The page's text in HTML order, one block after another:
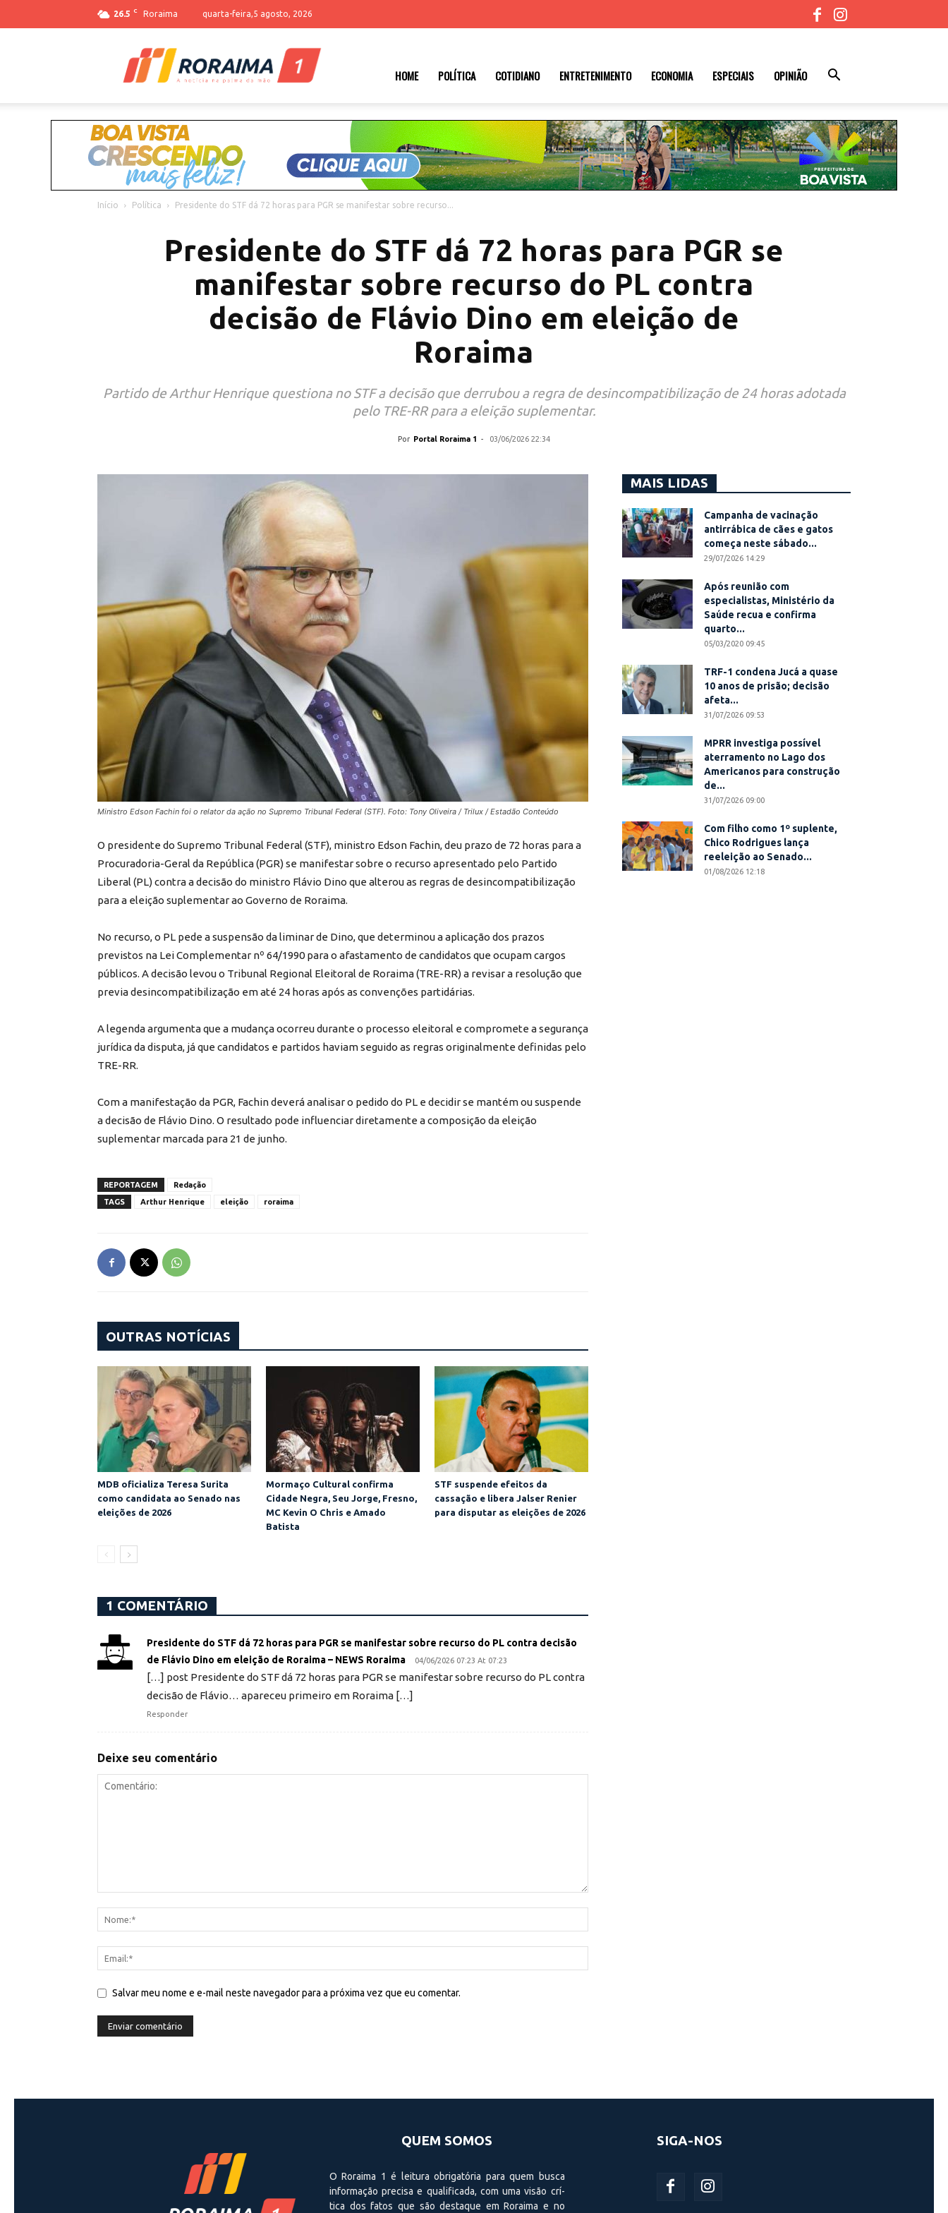
26.5 C Roraima quarta-feira,5 agosto, 2026
HOME POLÍTICA COTIDIANO ENTRETENIMENTO ECONOMIA ESPECIAIS OPINIÃO
Início Política Presidente do STF dá 72 horas para PGR se manifestar sobre recurso...
Presidente do STF dá 72 horas para PGR se
manifestar sobre recurso do PL contra
decisão de Flávio Dino em eleição de
Roraima
Partido de Arthur Henrique questiona no STF a decisão que derrubou a regra de desincompatibilização de 24 horas adotada
pelo TRE-RR para a eleição suplementar.
Por Portal Roraima 1 - 03/06/2026 22:34
Ministro Edson Fachin foi o relator da ação no Supremo Tribunal Federal (STF). Foto: Tony Oliveira / Trilux / Estadão Conteúdo
O presidente do Supremo Tribunal Federal (STF), ministro Edson Fachin, deu prazo de 72 horas para a
Procuradoria-Geral da República (PGR) se manifestar sobre o recurso apresentado pelo Partido
Liberal (PL) contra a decisão do ministro Flávio Dino que alterou as regras de desincompatibilização
para a eleição suplementar ao Governo de Roraima.
No recurso, o PL pede a suspensão da liminar de Dino, que determinou a aplicação dos prazos
previstos na Lei Complementar nº 64/1990 para o afastamento de candidatos que ocupam cargos
públicos. A decisão levou o Tribunal Regional Eleitoral de Roraima (TRE-RR) a revisar a resolução que
previa desincompatibilização em até 24 horas após as convenções partidárias.
A legenda argumenta que a mudança ocorreu durante o processo eleitoral e compromete a segurança
jurídica da disputa, já que candidatos e partidos haviam seguido as regras originalmente definidas pelo
TRE-RR.
Com a manifestação da PGR, Fachin deverá analisar o pedido do PL e decidir se mantém ou suspende
a decisão de Flávio Dino. O resultado pode influenciar diretamente a composição da eleição
suplementar marcada para 21 de junho.
REPORTAGEM
Redação
TAGS
Arthur Henrique eleição roraima
OUTRAS NOTÍCIAS
MDB oficializa Teresa Surita
como candidata ao Senado nas
eleições de 2026
Mormaço Cultural confirma
Cidade Negra, Seu Jorge, Fresno,
MC Kevin O Chris e Amado
Batista
STF suspende efeitos da
cassação e libera Jalser Renier
para disputar as eleições de 2026
1 COMENTÁRIO
Presidente do STF dá 72 horas para PGR se manifestar sobre recurso do PL contra decisão
de Flávio Dino em eleição de Roraima – NEWS Roraima
04/06/2026 07:23 At 07:23
[…] post Presidente do STF dá 72 horas para PGR se manifestar sobre recurso do PL contra
decisão de Flávio… apareceu primeiro em Roraima […]
Responder
Deixe seu comentário
Salvar meu nome e e-mail neste navegador para a próxima vez que eu comentar.
MAIS LIDAS
Campanha de vacinação
antirrábica de cães e gatos
começa neste sábado...
29/07/2026 14:29
Após reunião com
especialistas, Ministério da
Saúde recua e confirma
quarto...
05/03/2020 09:45
TRF-1 condena Jucá a quase
10 anos de prisão; decisão
afeta...
31/07/2026 09:53
MPRR investiga possível
aterramento no Lago dos
Americanos para construção
de...
31/07/2026 09:00
Com filho como 1º suplente,
Chico Rodrigues lança
reeleição ao Senado...
01/08/2026 12:18
QUEM SOMOS
O Roraima 1 é leitura obrigatória para quem busca
informação precisa e qualificada, com uma visão crí­
tica dos fatos que são destaque em Roraima e no
SIGA-NOS